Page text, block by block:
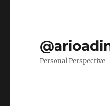
Personal Perspective